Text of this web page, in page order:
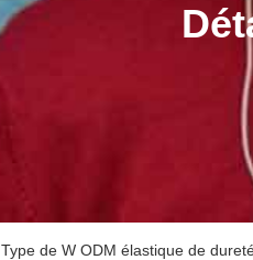
Type de W ODM élastique de